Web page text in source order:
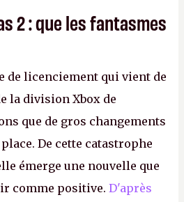
2 : que les fantasmes
de licenciement qui vient de
la division Xbox de
que de gros changements
De cette catastrophe
émerge une nouvelle que
comme positive. D'après